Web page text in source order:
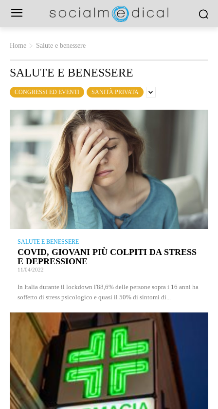
Home Salute e benessere
SALUTE E BENESSERE
CONGRESSI ED EVENTI SANITÀ PRIVATA
SALUTE E BENESSERE
COVID, GIOVANI PIÙ COLPITI DA STRESS
E DEPRESSIONE
11/04/2022
In Italia durante il lockdown l'88,6% delle persone sopra i 16 anni ha
sofferto di stress psicologico e quasi il 50% di sintomi di...